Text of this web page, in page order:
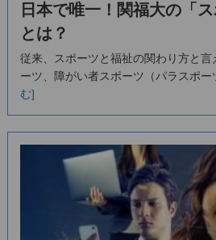
日本で唯一！関福大の「ス
とは？
従来、スポーツと福祉の関わり方と
ーツ、障がい者スポーツ（パラスポー
む]